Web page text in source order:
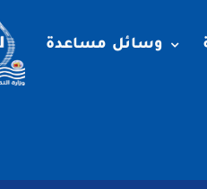
وسائل مساعدة